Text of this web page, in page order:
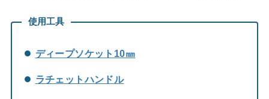
使用工具
ディープソケット10㎜
ラチェットハンドル